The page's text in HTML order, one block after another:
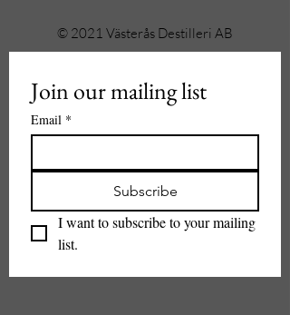
© 2021 Västerås Destilleri AB
Join our mailing list
Email *
Subscribe
I want to subscribe to your mailing
list.